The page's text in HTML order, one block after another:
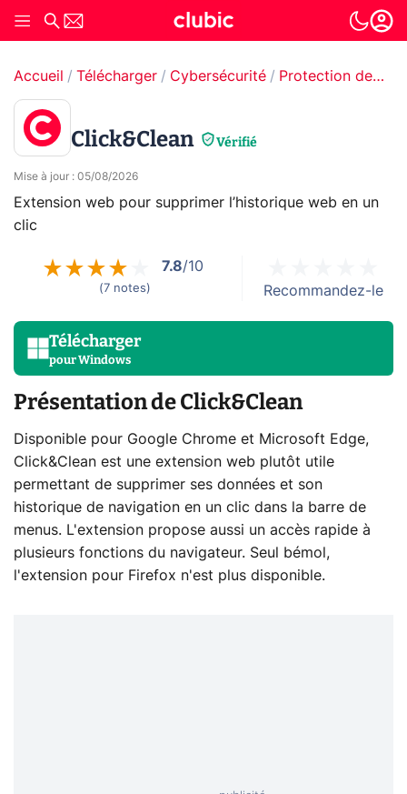
Accueil Télécharger Cybersécurité Protection des données
Click&Clean Vérifié
Mise à jour : 05/08/2026
Extension web pour supprimer l’historique web en un
clic
7.8/10
(7 notes) Recommandez-le
Télécharger
pourWindows
Présentation de Click&Clean
Disponible pour Google Chrome et Microsoft Edge,
Click&Clean est une extension web plutôt utile
permettant de supprimer ses données et son
historique de navigation en un clic dans la barre de
menus. L'extension propose aussi un accès rapide à
plusieurs fonctions du navigateur. Seul bémol,
l'extension pour Firefox n'est plus disponible.